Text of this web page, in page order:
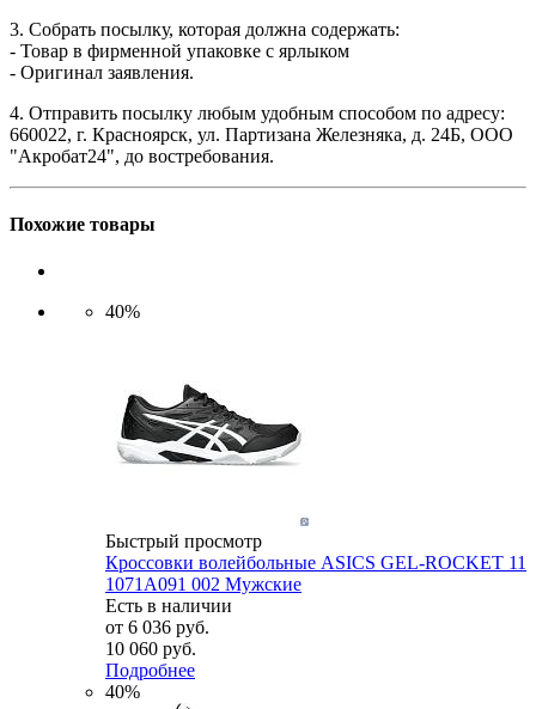
3. Собрать посылку, которая должна содержать:
- Товар в фирменной упаковке с ярлыком
- Оригинал заявления.
4. Отправить посылку любым удобным способом по адресу:
660022, г. Красноярск, ул. Партизана Железняка, д. 24Б, ООО
"Акробат24", до востребования.
Похожие товары
40%
Быстрый просмотр
Кроссовки волейбольные ASICS GEL-ROCKET 11
1071A091 002 Мужские
Есть в наличии
от 6 036 руб.
10 060 руб.
Подробнее
40%